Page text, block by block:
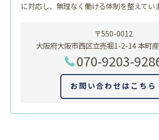
に対応し、無理なく働ける体制を整えてい
〒550-0012
大阪府大阪市西区立売堀1-2-14 本町
070-9203-
お問い合わせはこちら